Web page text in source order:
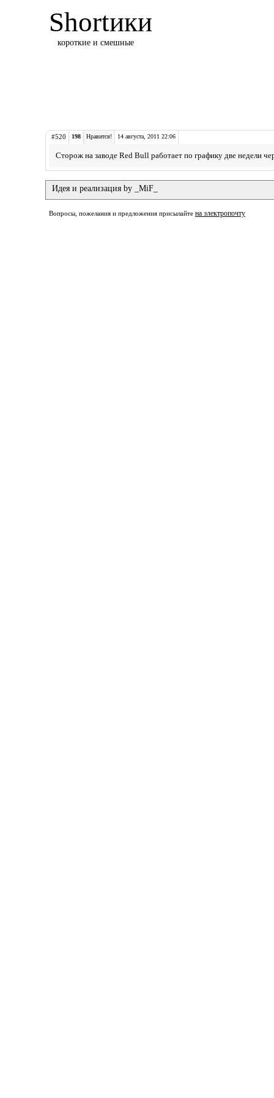
Shortики
короткие и смешные
#520 198 Нравится! 14 августа, 2011 22:06
Сторож на заводе Red Bull работает по графику две недели
Идея и реализация by _MiF_
Вопросы, пожелания и предложения присылайте на электропочту